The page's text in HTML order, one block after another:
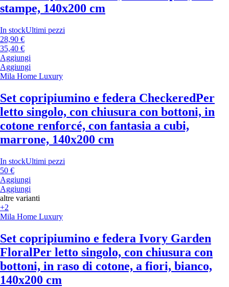
stampe, 140x200 cm
In stockUltimi pezzi
28,90 €
35,40 €
Aggiungi
Aggiungi
Mila Home Luxury
Set copripiumino e federa CheckeredPer
letto singolo, con chiusura con bottoni, in
cotone renforcé, con fantasia a cubi,
marrone, 140x200 cm
In stockUltimi pezzi
50 €
Aggiungi
Aggiungi
altre varianti
+2
Mila Home Luxury
Set copripiumino e federa Ivory Garden
FloralPer letto singolo, con chiusura con
bottoni, in raso di cotone, a fiori, bianco,
140x200 cm